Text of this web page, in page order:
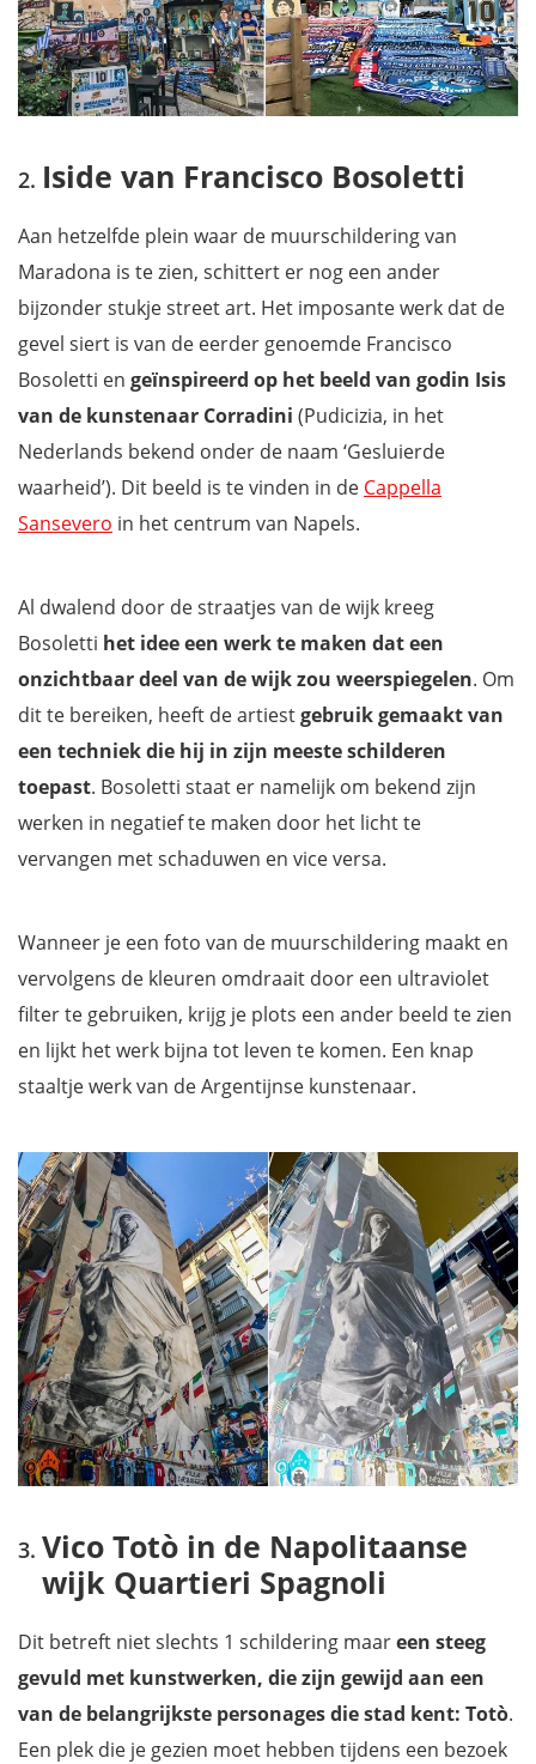
Iside van Francisco Bosoletti
Aan hetzelfde plein waar de muurschildering van
Maradona is te zien, schittert er nog een ander
bijzonder stukje street art. Het imposante werk dat de
gevel siert is van de eerder genoemde Francisco
Bosoletti en geïnspireerd op het beeld van godin Isis
van de kunstenaar Corradini (Pudicizia, in het
Nederlands bekend onder de naam ‘Gesluierde
waarheid’). Dit beeld is te vinden in de Cappella
Sansevero in het centrum van Napels.
Al dwalend door de straatjes van de wijk kreeg
Bosoletti het idee een werk te maken dat een
onzichtbaar deel van de wijk zou weerspiegelen. Om
dit te bereiken, heeft de artiestgebruik gemaakt van
een techniek die hij in zijn meeste schilderen
toepast. Bosoletti staat er namelijk om bekend zijn
werken in negatief te maken door het licht te
vervangen met schaduwen en vice versa.
Wanneer je een foto van de muurschildering maakt en
vervolgens de kleuren omdraait door een ultraviolet
filter te gebruiken, krijg je plots een ander beeld te zien
en lijkt het werk bijna tot leven te komen. Een knap
staaltje werk van de Argentijnse kunstenaar.
Vico Totò in de Napolitaanse
wijk Quartieri Spagnoli
Dit betreft niet slechts 1 schildering maareen steeg
gevuld met kunstwerken, die zijn gewijd aan een
van de belangrijkste personages die stad kent: Totò.
Een plek die je gezien moet hebben tijdens een bezoek